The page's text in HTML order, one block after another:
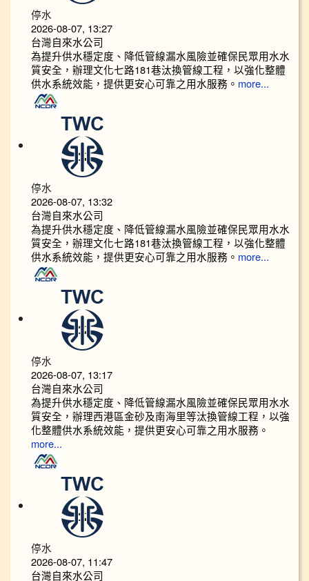
停水
2026-08-07, 13:27
台灣自來水公司
為提升供水穩定度、降低管線漏水風險並確保民眾用水水
質安全，辦理文化七路181巷汰換管線工程，以強化整體
供水系統效能，提供更安心可靠之用水服務。 more...
停水
2026-08-07, 13:32
台灣自來水公司
為提升供水穩定度、降低管線漏水風險並確保民眾用水水
質安全，辦理文化七路181巷汰換管線工程，以強化整體
供水系統效能，提供更安心可靠之用水服務。 more...
停水
2026-08-07, 13:17
台灣自來水公司
為提升供水穩定度、降低管線漏水風險並確保民眾用水水
質安全，辦理西港區金砂及南海里等汰換管線工程，以強
化整體供水系統效能，提供更安心可靠之用水服務。
more...
停水
2026-08-07, 11:47
台灣自來水公司